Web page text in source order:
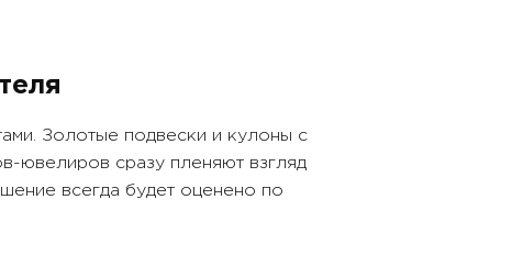
Золотые подвески и кулоны с
ювелиров сразу пленяют взгляд
всегда будет оценено по